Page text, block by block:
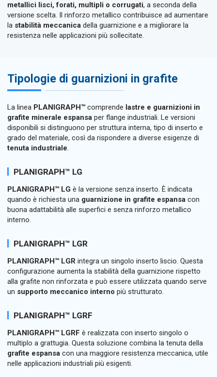
metallici lisci, forati, multipli o corrugati, a seconda della
versione scelta. Il rinforzo metallico contribuisce ad aumentare
la stabilità meccanica della guarnizione e a migliorare la
resistenza nelle applicazioni più sollecitate.
Tipologie di guarnizioni in grafite
La linea PLANIGRAPH™ comprende lastre e guarnizioni in
grafite minerale espansa per flange industriali. Le versioni
disponibili si distinguono per struttura interna, tipo di inserto e
grado del materiale, così da rispondere a diverse esigenze di
tenuta industriale.
PLANIGRAPH™ LG
PLANIGRAPH™ LG è la versione senza inserto. È indicata
quando è richiesta una guarnizione in grafite espansa con
buona adattabilità alle superfici e senza rinforzo metallico
interno.
PLANIGRAPH™ LGR
PLANIGRAPH™ LGR integra un singolo inserto liscio. Questa
configurazione aumenta la stabilità della guarnizione rispetto
alla grafite non rinforzata e può essere utilizzata quando serve
un supporto meccanico interno più strutturato.
PLANIGRAPH™ LGRF
PLANIGRAPH™ LGRF è realizzata con inserto singolo o
multiplo a grattugia. Questa soluzione combina la tenuta della
grafite espansa con una maggiore resistenza meccanica, utile
nelle applicazioni industriali più esigenti.